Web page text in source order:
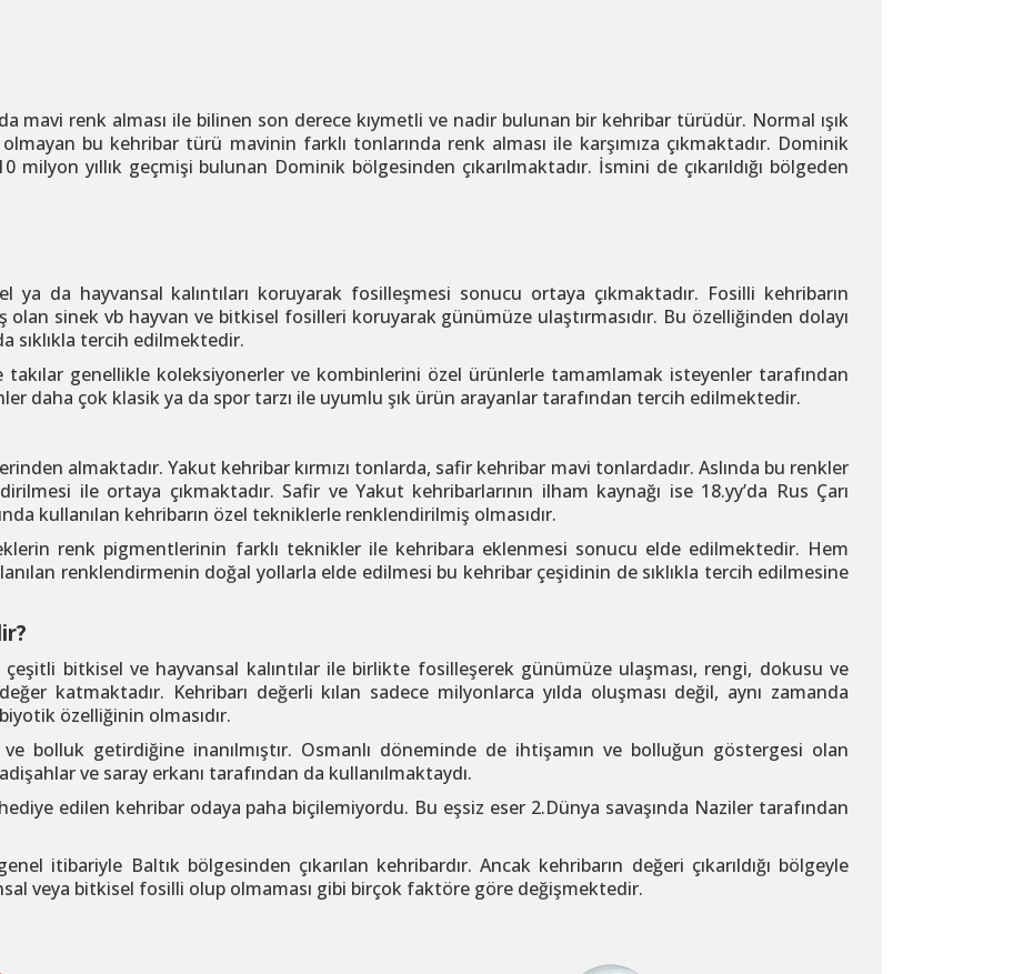
mavi renk alması ile bilinen son derece kıymetli ve nadir bulunan bir kehribar türüdür. Normal ışık
bu kehribar türü mavinin farklı tonlarında renk alması ile karşımıza çıkmaktadır. Dominik
milyon yıllık geçmişi bulunan Dominik bölgesinden çıkarılmaktadır. İsmini de çıkarıldığı bölgeden
ya da hayvansal kalıntıları koruyarak fosilleşmesi sonucu ortaya çıkmaktadır. Fosilli kehribarın
olan sinek vb hayvan ve bitkisel fosilleri koruyarak günümüze ulaştırmasıdır. Bu özelliğinden dolayı
sıklıkla tercih edilmektedir.
genellikle koleksiyonerler ve kombinlerini özel ürünlerle tamamlamak isteyenler tarafından
daha çok klasik ya da spor tarzı ile uyumlu şık ürün arayanlar tarafından tercih edilmektedir.
almaktadır. Yakut kehribar kırmızı tonlarda, safir kehribar mavi tonlardadır. Aslında bu renkler
ile ortaya çıkmaktadır. Safir ve Yakut kehribarlarının ilham kaynağı ise 18.yy’da Rus Çarı
kullanılan kehribarın özel tekniklerle renklendirilmiş olmasıdır.
renk pigmentlerinin farklı teknikler ile kehribara eklenmesi sonucu elde edilmektedir. Hem
renklendirmenin doğal yollarla elde edilmesi bu kehribar çeşidinin de sıklıkla tercih edilmesine
bitkisel ve hayvansal kalıntılar ile birlikte fosilleşerek günümüze ulaşması, rengi, dokusu ve
katmaktadır. Kehribarı değerli kılan sadece milyonlarca yılda oluşması değil, aynı zamanda
özelliğinin olmasıdır.
bolluk getirdiğine inanılmıştır. Osmanlı döneminde de ihtişamın ve bolluğun göstergesi olan
ve saray erkanı tarafından da kullanılmaktaydı.
hediye edilen kehribar odaya paha biçilemiyordu. Bu eşsiz eser 2.Dünya savaşında Naziler tarafından
itibariyle Baltık bölgesinden çıkarılan kehribardır. Ancak kehribarın değeri çıkarıldığı bölgeyle
veya bitkisel fosilli olup olmaması gibi birçok faktöre göre değişmektedir.